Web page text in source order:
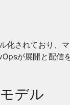
化されており、
が展開と配信
デル